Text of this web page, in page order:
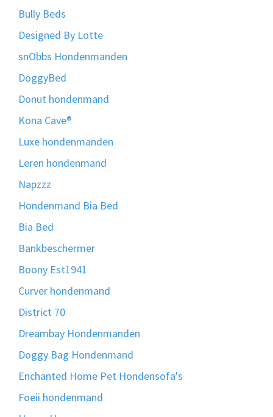
Bully Beds
Designed By Lotte
snObbs Hondenmanden
DoggyBed
Donut hondenmand
Kona Cave®
Luxe hondenmanden
Leren hondenmand
Napzzz
Hondenmand Bia Bed
Bia Bed
Bankbeschermer
Boony Est1941
Curver hondenmand
District 70
Dreambay Hondenmanden
Doggy Bag Hondenmand
Enchanted Home Pet Hondensofa's
Foeii hondenmand